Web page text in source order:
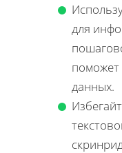
для
поможет
данных.